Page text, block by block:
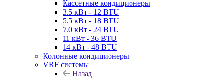
Кассетные кондиционеры
3.5 кВт - 12 BTU
5.5 кВт - 18 BTU
7.0 кВт - 24 BTU
11 кВт - 36 BTU
14 кВт - 48 BTU
Колонные кондиционеры
VRF системы
Назад